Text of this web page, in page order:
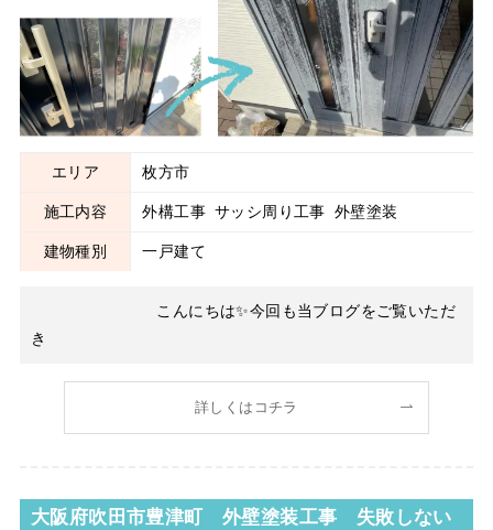
エリア 枚方市
施工内容 外構工事 サッシ周り工事 外壁塗装
建物種別 一戸建て
こんにちは✨今回も当ブログをご覧いただ
き
詳しくはコチラ
大阪府吹田市豊津町 外壁塗装工事 失敗しない